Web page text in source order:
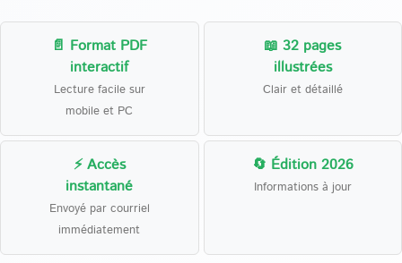
📄 Format PDF
interactif
Lecture facile sur
mobile et PC
📖 32 pages
illustrées
Clair et détaillé
⚡ Accès
instantané
Envoyé par courriel
immédiatement
🔄 Édition 2026
Informations à jour